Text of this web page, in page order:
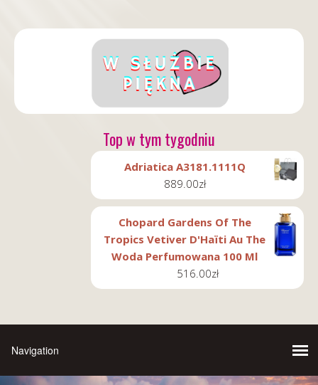
Top w tym tygodniu
Adriatica A3181.1111Q
889.00zł
Chopard Gardens Of The
Tropics Vetiver D'Haïti Au The
Woda Perfumowana 100 Ml
516.00zł